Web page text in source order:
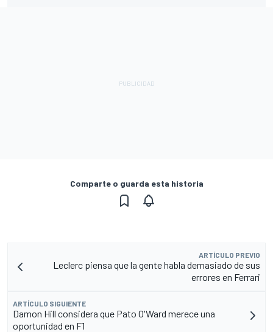
Comparte o guarda esta historia
ARTÍCULO PREVIO
Leclerc piensa que la gente habla demasiado de sus
errores en Ferrari
ARTÍCULO SIGUIENTE
Damon Hill considera que Pato O'Ward merece una
oportunidad en F1